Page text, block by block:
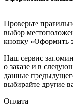
Проверьте
выбор
кнопку «Оформить
Наш сервис
о заказе и в
данные
выбирайте другие
Оплата